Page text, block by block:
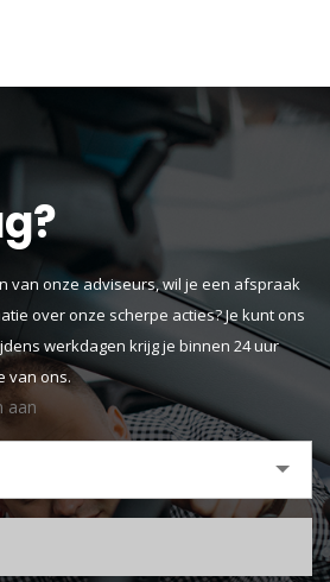
van onze adviseurs, wil je een afspraak
over onze scherpe acties? Je kunt ons
werkdagen krijg je binnen 24 uur
van ons.
aan